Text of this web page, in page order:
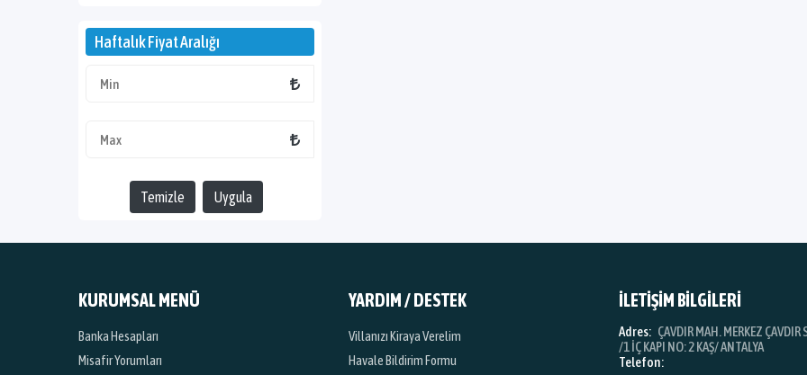
Haftalık Fiyat Aralığı
Temizle Uygula
KURUMSAL MENÜ
Banka Hesapları
Misafir Yorumları
YARDIM / DESTEK
Villanızı Kiraya Verelim
Havale Bildirim Formu
İLETİŞİM BİLGİLERİ
Adres: ÇAVDIR MAH. MERKEZ ÇAVDIR
/1 İÇ KAPI NO: 2 KAŞ/ ANTALYA
Telefon: